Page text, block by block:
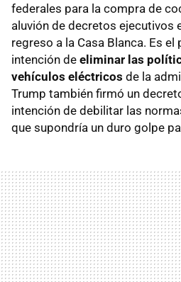
federales para la compra de
aluvión de decretos ejecutivos
regreso a la Casa Blanca. Es
intención de eliminar las
vehículos eléctricos de la
Trump también firmó un
intención de debilitar las
que supondría un duro golpe